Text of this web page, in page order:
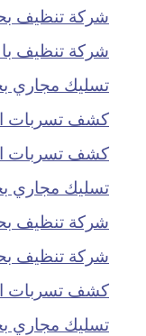
شركة تنظيف
شركة تنظيف
تسليك مجاري
كشف تسربات
كشف تسربات
تسليك مجاري
شركة تنظيف
شركة تنظيف
كشف تسربات
تسليك مجاري